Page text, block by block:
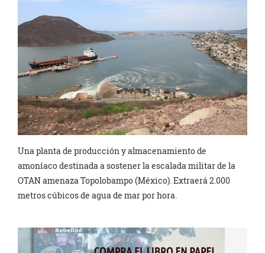
Una planta de producción y almacenamiento de
amoníaco destinada a sostener la escalada militar de la
OTAN amenaza Topolobampo (México). Extraerá 2.000
metros cúbicos de agua de mar por hora.